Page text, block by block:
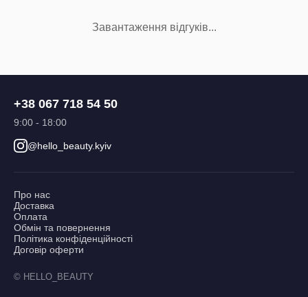
Завантаження відгуків...
+38 067 718 54 50
9:00 - 18:00
@hello_beauty.kyiv
Про нас
Доставка
Оплата
Обмін та повернення
Політика конфіденційності
Договір оферти
© HELLO_BEAUTY